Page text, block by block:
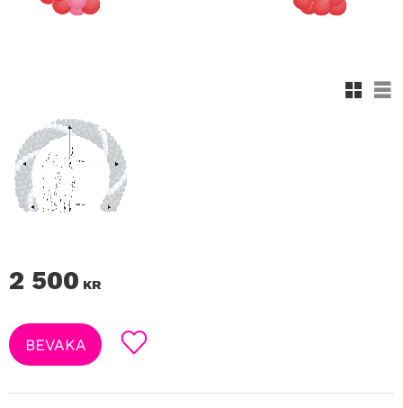
2 500 KR
Lägg till i favoriter
BEVAKA